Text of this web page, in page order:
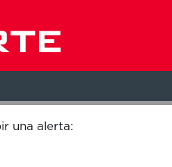
Buscar por
una alerta: